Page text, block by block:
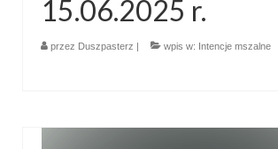
15.06.2025 r.
przez Duszpasterz wpis w: Intencje mszalne